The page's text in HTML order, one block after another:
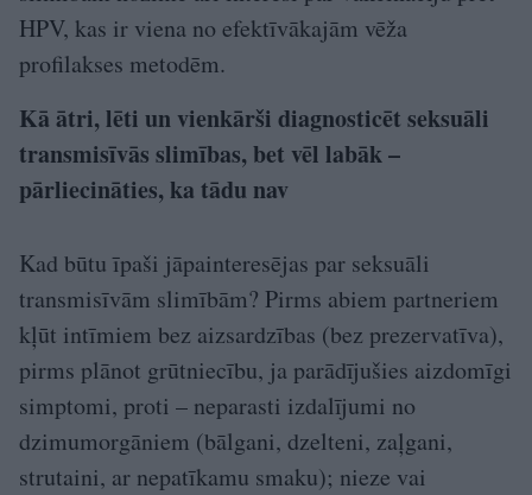
HPV, kas ir viena no efektīvākajām vēža
profilakses metodēm.
Kā ātri, lēti un vienkārši diagnosticēt seksuāli
transmisīvās slimības, bet vēl labāk –
pārliecināties, ka tādu nav
Kad būtu īpaši jāpainteresējas par seksuāli
transmisīvām slimībām? Pirms abiem partneriem
kļūt intīmiem bez aizsardzības (bez prezervatīva),
pirms plānot grūtniecību, ja parādījušies aizdomīgi
simptomi, proti – neparasti izdalījumi no
dzimumorgāniem (bālgani, dzelteni, zaļgani,
strutaini, ar nepatīkamu smaku); nieze vai